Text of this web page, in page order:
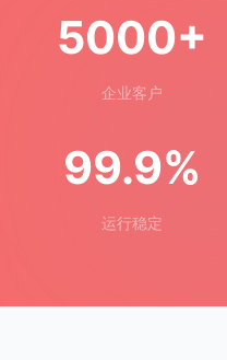
5000+
企业客户
99.9%
运行稳定